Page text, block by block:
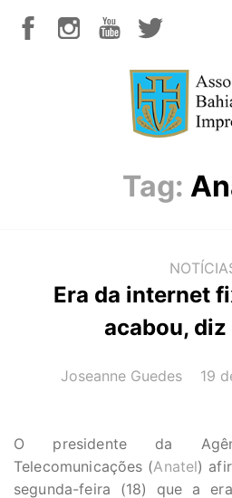
Tag:
Era da internet
acabou,
AUTOR(A):
Joseanne Guedes DATA:
19
O presidente da
Telecomunicações (Anatel)
segunda-feira (18) que a